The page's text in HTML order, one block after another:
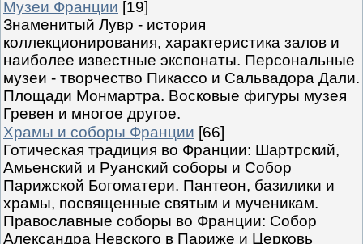
Музеи Франции [19]
Знаменитый Лувр - история
коллекционирования, характеристика залов и
наиболее известные экспонаты. Персональные
музеи - творчество Пикассо и Сальвадора Дали.
Площади Монмартра. Восковые фигуры музея
Гревен и многое другое.
Храмы и соборы Франции [66]
Готическая традиция во Франции: Шартрский,
Амьенский и Руанский соборы и Собор
Парижской Богоматери. Пантеон, базилики и
храмы, посвященные святым и мученикам.
Православные соборы во Франции: Собор
Александра Невского в Париже и Церковь